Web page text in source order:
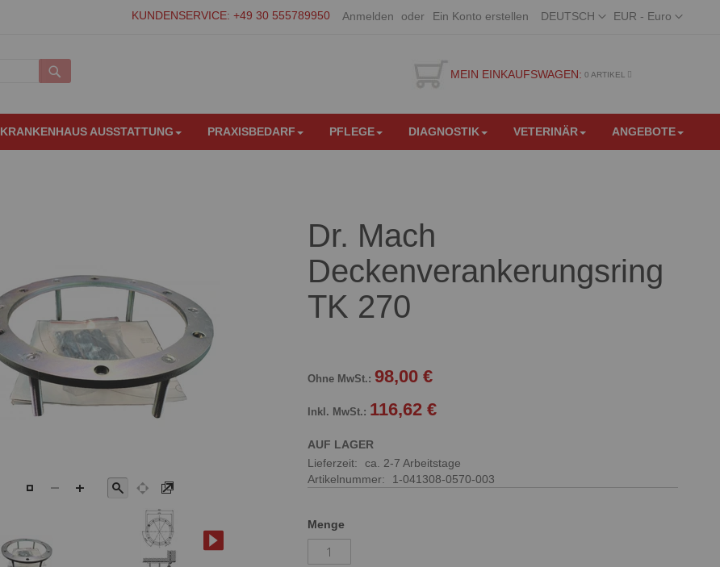
Währung
EUR - Euro
Sprache
DEUTSCH
KUNDENSERVICE: +49 30 555789950 Anmelden Ein Konto erstellen
MEIN EINKAUFSWAGEN: 0 ARTIKEL
KRANKENHAUS AUSSTATTUNG PRAXISBEDARF PFLEGE DIAGNOSTIK VETERINÄR ANGEBOTE
Dr. Mach
Deckenverankerungsring
TK 270
98,00 €
116,62 €
AUF LAGER
Lieferzeit:
ca. 2-7 Arbeitstage
Artikelnummer
1-041308-0570-003
Menge